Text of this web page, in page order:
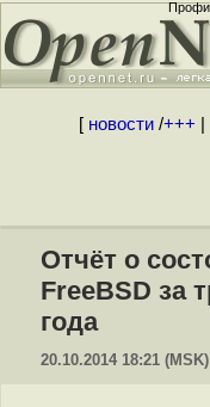
[ новости/+++
Отчёт о
FreeBSD за
года
20.10.2014 18:21 (MSK)